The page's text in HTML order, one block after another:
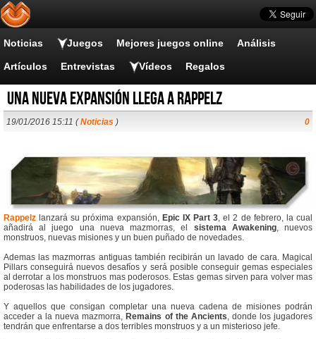
Noticias Juegos Mejores juegos online Análisis
Artículos Entrevistas Vídeos Regalos
Una nueva expansión llega a Rappelz
19/01/2016 15:11 (Noticias ) 0
Rappelz lanzará su próxima expansión, Epic IX Part 3, el 2 de febrero, la cual
añadirá al juego una nueva mazmorras, el sistema Awakening, nuevos
monstruos, nuevas misiones y un buen puñado de novedades.
Ademas las mazmorras antiguas también recibirán un lavado de cara. Magical
Pillars conseguirá nuevos desafíos y será posible conseguir gemas especiales
al derrotar a los monstruos mas poderosos. Estas gemas sirven para volver mas
poderosas las habilidades de los jugadores.
Y aquellos que consigan completar una nueva cadena de misiones podrán
acceder a la nueva mazmorra, Remains of the Ancients, donde los jugadores
tendrán que enfrentarse a dos terribles monstruos y a un misterioso jefe.